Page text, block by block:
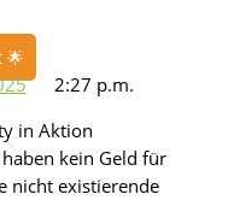
🌟
2:27 p.m.
kein Geld für
nicht existierende